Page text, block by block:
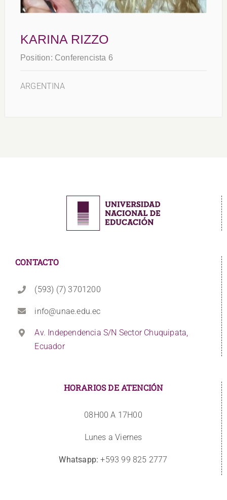
KARINA RIZZO
Position: Conferencista 6
ARGENTINA
CONTACTO
(593) (7) 3701200
info@unae.edu.ec
Av. Independencia S/N Sector Chuquipata,
Ecuador
HORARIOS DE ATENCIÓN
08H00 A 17H00
Lunes a Viernes
Whatsapp: +593 99 825 2777